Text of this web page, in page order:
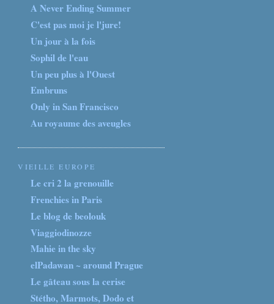
A Never Ending Summer
C'est pas moi je l'jure!
Un jour à la fois
Sophil de l'eau
Un peu plus à l'Ouest
Embruns
Only in San Francisco
Au royaume des aveugles
VIEILLE EUROPE
Le cri 2 la grenouille
Frenchies in Paris
Le blog de beolouk
Viaggiodinozze
Mahie in the sky
elPadawan ~ around Prague
Le gâteau sous la cerise
Stétho, Marmots, Dodo et